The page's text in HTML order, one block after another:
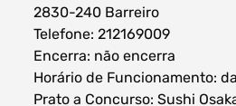
2830-240 Barreiro
Telefone: 212169009
Encerra: não encerra
Horário de Funcionamento:
Prato a Concurso: Sushi